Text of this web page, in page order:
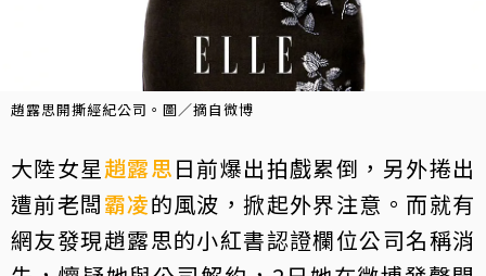
趙露思開撕經紀公司。圖／摘自微博
大陸女星趙露思日前爆出拍戲累倒，另外捲出
遭前老闆霸凌的風波，掀起外界注意。而就有
網友發現趙露思的小紅書認證欄位公司名稱消